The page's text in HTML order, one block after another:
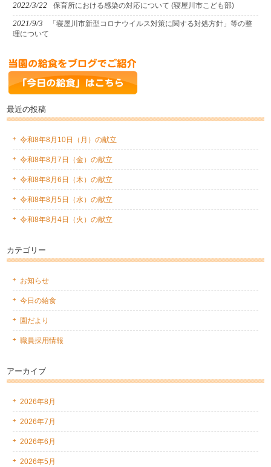
2022/3/22 保育所における感染の対応について (寝屋川市こども部)
2021/9/3
「寝屋川市新型コロナウイルス対策に関する対処方針」等の整
理について
最近の投稿
令和8年8月10日（月）の献立
令和8年8月7日（金）の献立
令和8年8月6日（木）の献立
令和8年8月5日（水）の献立
令和8年8月4日（火）の献立
カテゴリー
お知らせ
今日の給食
園だより
職員採用情報
アーカイブ
2026年8月
2026年7月
2026年6月
2026年5月